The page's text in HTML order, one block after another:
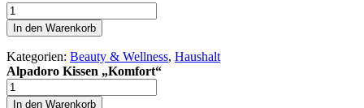
Alpadoro
Kissen
„Komfort“
Menge
In den Warenkorb
Kategorien: Beauty & Wellness, Haushalt
Alpadoro Kissen „Komfort“
Alpadoro
Kissen
In den Warenkorb